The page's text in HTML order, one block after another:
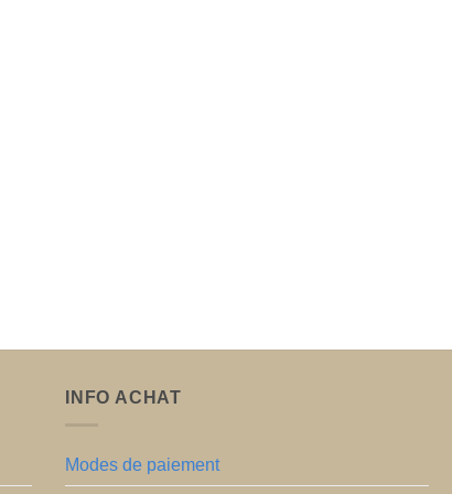
INFO ACHAT
Modes de paiement